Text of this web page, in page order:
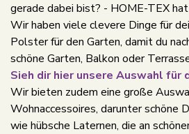
gerade dabei bist? - HOME-TEX
Wir haben viele clevere Dinge für
Polster für den Garten, damit du
schöne Garten, Balkon oder
Sieh dir hier unsere Auswahl für
Wir bieten zudem eine große
Wohnaccessoires, darunter schöne
wie hübsche Laternen, die an